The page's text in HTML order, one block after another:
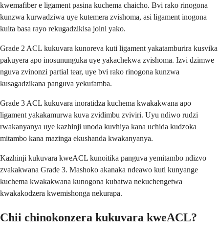
kwemafiber e ligament pasina kuchema chaicho. Bvi rako rinogona
kunzwa kurwadziwa uye kutemera zvishoma, asi ligament inogona
kuita basa rayo rekugadzikisa joini yako.
Grade 2 ACL kukuvara kunoreva kuti ligament yakatamburira kusvika
pakuyera apo inosununguka uye yakachekwa zvishoma. Izvi dzimwe
nguva zvinonzi partial tear, uye bvi rako rinogona kunzwa
kusagadzikana panguva yekufamba.
Grade 3 ACL kukuvara inoratidza kuchema kwakakwana apo
ligament yakakamurwa kuva zvidimbu zviviri. Uyu ndiwo rudzi
rwakanyanya uye kazhinji unoda kuvhiya kana uchida kudzoka
mitambo kana mazinga ekushanda kwakanyanya.
Kazhinji kukuvara kweACL kunoitika panguva yemitambo ndizvo
zvakakwana Grade 3. Mashoko akanaka ndeawo kuti kunyange
kuchema kwakakwana kunogona kubatwa nekuchengetwa
kwakakodzera kwemishonga nekurapa.
Chii chinokonzera kukuvara kweACL?